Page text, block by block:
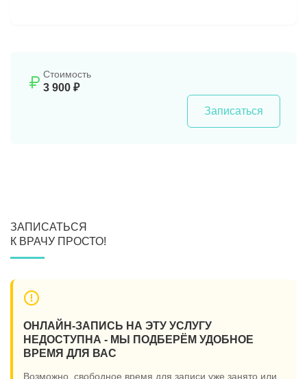
Стоимость
3 900 ₽
Записаться
ЗАПИСАТЬСЯ
К ВРАЧУ ПРОСТО!
ОНЛАЙН-ЗАПИСЬ НА ЭТУ УСЛУГУ
НЕДОСТУПНА - МЫ ПОДБЕРЁМ УДОБНОЕ
ВРЕМЯ ДЛЯ ВАС
Возможно, свободное время для записи уже занято или